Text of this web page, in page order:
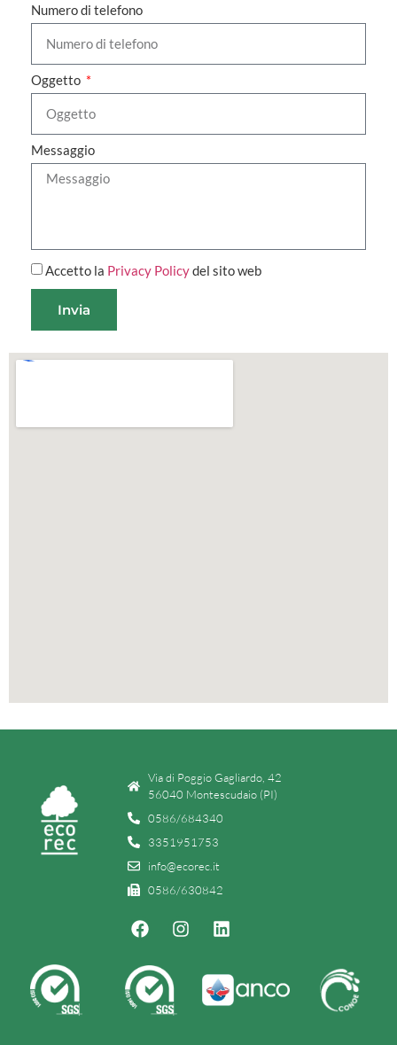
Numero di telefono
Oggetto
Messaggio
Accetto la Privacy Policydel sito web
Invia
Via di Poggio Gagliardo, 42
56040 Montescudaio (PI)
0586/684340
3351951753
info@ecorec.it
0586/630842